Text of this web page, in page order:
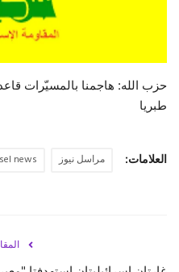
حزب الله: هاجمنا بالمسيّرات
طبريا
العلامات: مراسل نيوز news